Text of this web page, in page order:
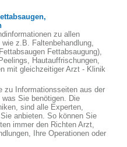
zu allen
z.B. Faltenbehandlung,
Fettabsaugung),
Hautauffrischungen,
mit gleichzeitiger Arzt - Klinik
zu Informationsseiten aus der
Sie benötigen. Die
sind alle Experten,
anbieten. So können Sie
immer den Richten Arzt,
Ihre Operationen oder